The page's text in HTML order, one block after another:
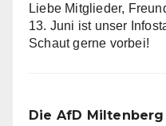
Liebe Mitglieder,
13. Juni ist unser
Schaut gerne vorbei!
Die AfD